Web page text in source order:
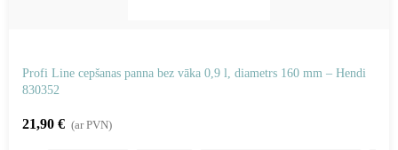
Profi Line cepšanas panna bez vāka 0,9 l, diametrs 160 mm – Hendi
830352
21,90 € (ar PVN)